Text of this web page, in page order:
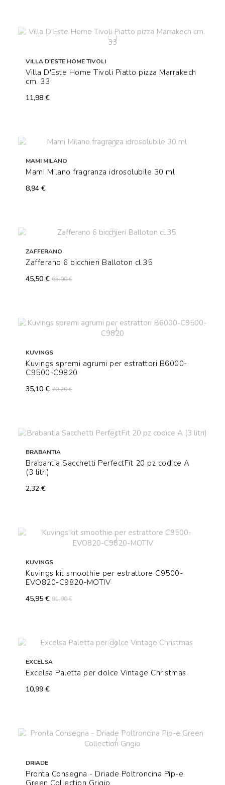
VILLA D'ESTE HOME TIVOLI
Villa D'Este Home Tivoli Piatto pizza Marrakech
cm. 33
11,98 €
MAMI MILANO
Mami Milano fragranza idrosolubile 30 ml
8,94 €
ZAFFERANO
Zafferano 6 bicchieri Balloton cl.35
45,50 €65,00 €
KUVINGS
Kuvings spremi agrumi per estrattori B6000-
C9500-C9820
35,10 €70,20 €
BRABANTIA
Brabantia Sacchetti PerfectFit 20 pz codice A
(3 litri)
2,32 €
KUVINGS
Kuvings kit smoothie per estrattore C9500-
EVO820-C9820-MOTIV
45,95 €91,90 €
EXCELSA
Excelsa Paletta per dolce Vintage Christmas
10,99 €
DRIADE
Pronta Consegna - Driade Poltroncina Pip-e